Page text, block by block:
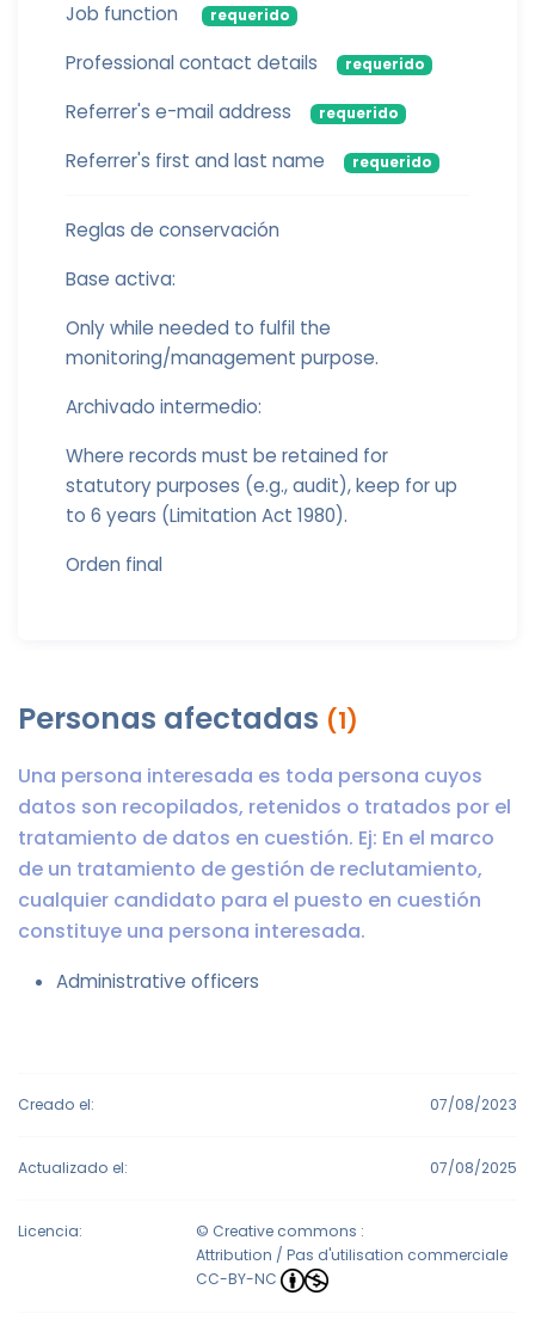
Job function requerido
Professional contact details requerido
Referrer's e-mail address requerido
Referrer's first and last name requerido
Reglas de conservación
Base activa:
Only while needed to fulfil the
monitoring/management purpose.
Archivado intermedio:
Where records must be retained for
statutory purposes (e.g., audit), keep for up
to 6 years (Limitation Act 1980).
Orden final
Personas afectadas (1)
Una persona interesada es toda persona cuyos
datos son recopilados, retenidos o tratados por el
tratamiento de datos en cuestión. Ej: En el marco
de un tratamiento de gestión de reclutamiento,
cualquier candidato para el puesto en cuestión
constituye una persona interesada.
Administrative officers
Creado el: 07/08/2023
Actualizado el: 07/08/2025
Licencia:
© Creative commons :
Attribution / Pas d'utilisation commerciale
CC-BY-NC